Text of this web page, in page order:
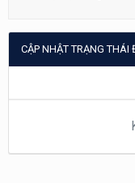
CẬP NHẬT TRẠNG